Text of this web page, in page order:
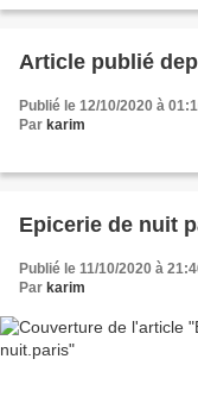
Publié le 12/10/2020 à
Par karim
Epicerie de nuit
Publié le 11/10/2020 à
Par karim